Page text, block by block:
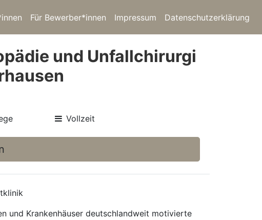
Für Bewerber*innen Impressum Datenschutzerklärung
und Unfallchirurgi
Vollzeit
und Krankenhäuser deutschlandweit motivierte